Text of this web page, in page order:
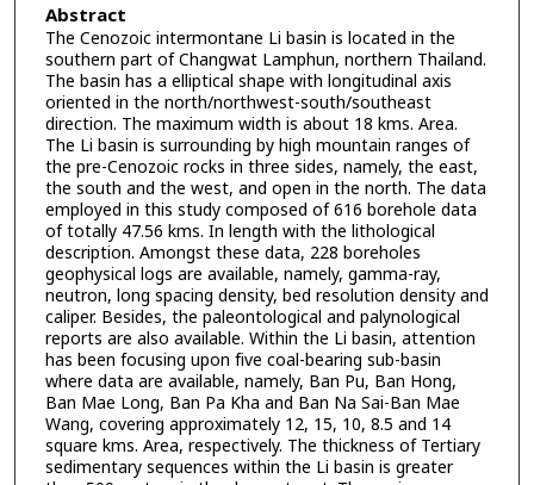
Abstract
The Cenozoic intermontane Li basin is located in the
southern part of Changwat Lamphun, northern Thailand.
The basin has a elliptical shape with longitudinal axis
oriented in the north/northwest-south/southeast
direction. The maximum width is about 18 kms. Area.
The Li basin is surrounding by high mountain ranges of
the pre-Cenozoic rocks in three sides, namely, the east,
the south and the west, and open in the north. The data
employed in this study composed of 616 borehole data
of totally 47.56 kms. In length with the lithological
description. Amongst these data, 228 boreholes
geophysical logs are available, namely, gamma-ray,
neutron, long spacing density, bed resolution density and
caliper. Besides, the paleontological and palynological
reports are also available. Within the Li basin, attention
has been focusing upon five coal-bearing sub-basin
where data are available, namely, Ban Pu, Ban Hong,
Ban Mae Long, Ban Pa Kha and Ban Na Sai-Ban Mae
Wang, covering approximately 12, 15, 10, 8.5 and 14
square kms. Area, respectively. The thickness of Tertiary
sedimentary sequences within the Li basin is greater